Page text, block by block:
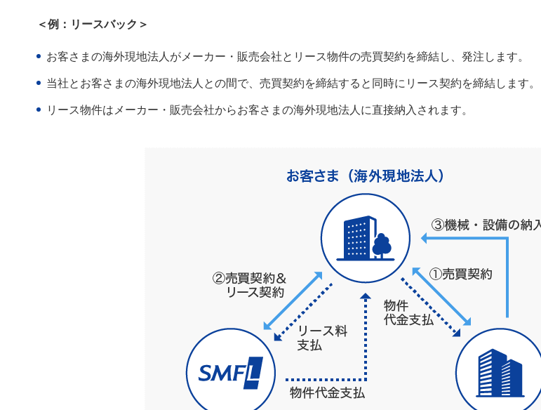
＜例：リースバック＞
お客さまの海外現地法人がメーカー・販売会社とリース物件の売買契約を締結し、発注します。
当社とお客さまの海外現地法人との間で、売買契約を締結すると同時にリース契約を締結します。
リース物件はメーカー・販売会社からお客さまの海外現地法人に直接納入されます。